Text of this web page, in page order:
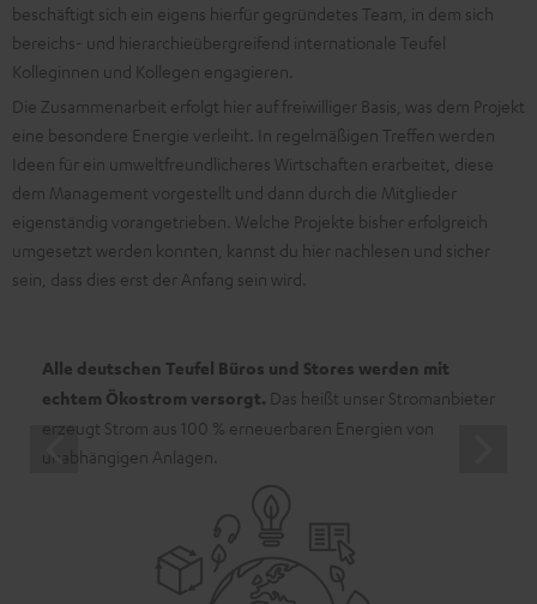
beschäftigt sich ein eigens hierfür gegründetes Team, in dem sich
bereichs- und hierarchieübergreifend internationale Teufel
Kolleginnen und Kollegen engagieren.
Die Zusammenarbeit erfolgt hier auf freiwilliger Basis, was dem Projekt
eine besondere Energie verleiht. In regelmäßigen Treffen werden
Ideen für ein umweltfreundlicheres Wirtschaften erarbeitet, diese
dem Management vorgestellt und dann durch die Mitglieder
eigenständig vorangetrieben. Welche Projekte bisher erfolgreich
umgesetzt werden konnten, kannst du hier nachlesen und sicher
sein, dass dies erst der Anfang sein wird.
Alle deutschen Teufel Büros und Stores werden mit
echtem Ökostrom versorgt. Das heißt unser Stromanbieter
erzeugt Strom aus 100 % erneuerbaren Energien von
unabhängigen Anlagen.